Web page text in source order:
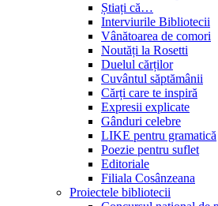
Știați că…
Interviurile Bibliotecii
Vânătoarea de comori
Noutăți la Rosetti
Duelul cărților
Cuvântul săptămânii
Cărți care te inspiră
Expresii explicate
Gânduri celebre
LIKE pentru gramatică
Poezie pentru suflet
Editoriale
Filiala Cosânzeana
Proiectele bibliotecii